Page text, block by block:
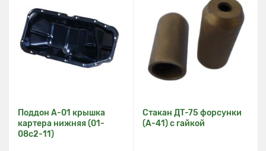
Поддон А-01 крышка
картера нижняя (01-
08c2-11)
Стакан ДТ-75 форсунки
(А-41) с гайкой